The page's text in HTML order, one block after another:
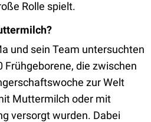
Rolle spielt.
und sein Team untersuchten
Frühgeborene, die zwischen
zur Welt
Muttermilch oder mit
versorgt wurden. Dabei